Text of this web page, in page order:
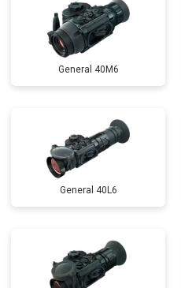
General 40M6
General 40L6